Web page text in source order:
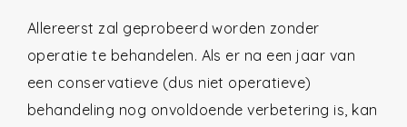
Allereerst zal geprobeerd worden zonder
operatie te behandelen. Als er na een jaar van
een conservatieve (dus niet operatieve)
behandeling nog onvoldoende verbetering is, kan